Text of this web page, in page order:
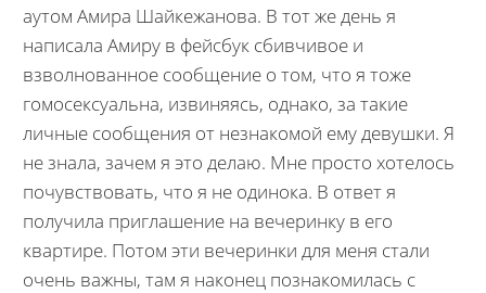
аутом Амира Шайкежанова. В тот же день я
написала Амиру в фейсбук сбивчивое и
взволнованное сообщение о том, что я тоже
гомосексуальна, извиняясь, однако, за такие
личные сообщения от незнакомой ему девушки. Я
не знала, зачем я это делаю. Мне просто хотелось
почувствовать, что я не одинока. В ответ я
получила приглашение на вечеринку в его
квартире. Потом эти вечеринки для меня стали
очень важны, там я наконец познакомилась с